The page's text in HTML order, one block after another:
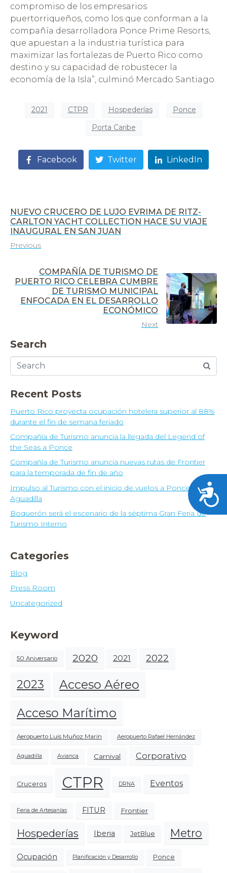
compromiso de los empresarios
puertorriqueños, como los que conforman a la
compañía desarrolladora Ponce Prime Resorts,
que apuestan a la industria turística para
maximizar las fortalezas de Puerto Rico como
destino y su capacidad de robustecer la
economía de la Isla”, culminó Mercado Santiago.
2021 CTPR Hospederías
Ponce
Porta Caribe
Facebook Twitter LinkedIn
NUEVO CRUCERO DE LUJO EVRIMA DE RITZ-
CARLTON YACHT COLLECTION HACE SU VIAJE
INAUGURAL EN SAN JUAN
Previous
COMPAÑÍA DE TURISMO DE
PUERTO RICO CELEBRA CUMBRE
DE TURISMO MUNICIPAL
ENFOCADA EN EL DESARROLLO
ECONÓMICO
Next
Search
Recent Posts
Puerto Rico proyecta ocupación hotelera superior al 88%
durante el fin de semana feriado
Compañía de Turismo anuncia la llegada del Legend of
the Seas a Ponce
Compañía de Turismo anuncia nuevas rutas de Frontier
para la temporada de fin de año
Impulso al Turismo con el inicio de vuelos a Ponce y
Aguadilla
Boquerón será el escenario de la séptima Gran Feria de
Turismo Interno
Categories
Blog
Press Room
Uncategorized
Keyword
50 Aniversario 2020 2021 2022
2023
Acceso Aéreo
Acceso Marítimo
Aeropuerto Luis Muñoz Marín Aeropuerto Rafael Hernández
Aguadilla Avianca Carnival Corporativo
Cruceros CTPR DRNA Eventos
Feria de Artesanías FITUR Frontier
Hospederías Iberia JetBlue Metro
Ocupación Planificación y Desarrollo Ponce